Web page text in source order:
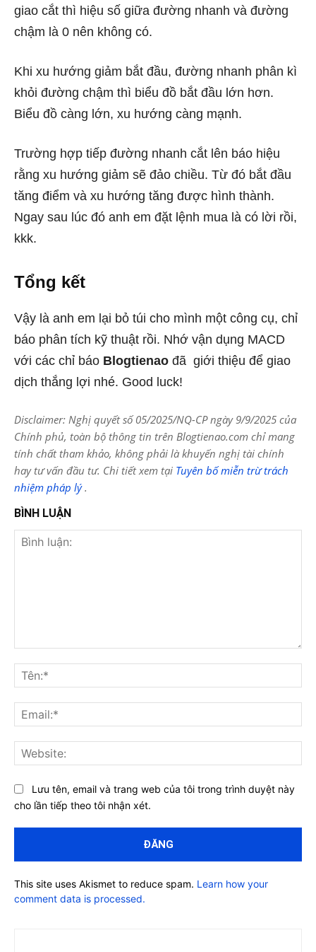
giao cắt thì hiệu số giữa đường nhanh và đường
chậm là 0 nên không có.
Khi xu hướng giảm bắt đầu, đường nhanh phân kì
khỏi đường chậm thì biểu đồ bắt đầu lớn hơn.
Biểu đồ càng lớn, xu hướng càng mạnh.
Trường hợp tiếp đường nhanh cắt lên báo hiệu
rằng xu hướng giảm sẽ đảo chiều. Từ đó bắt đầu
tăng điểm và xu hướng tăng được hình thành.
Ngay sau lúc đó anh em đặt lệnh mua là có lời rồi,
kkk.
Tổng kết
Vậy là anh em lại bỏ túi cho mình một công cụ, chỉ
báo phân tích kỹ thuật rồi. Nhớ vận dụng MACD
với các chỉ báo Blogtienao đã giới thiệu để giao
dịch thắng lợi nhé. Good luck!
Disclaimer: Nghị quyết số 05/2025/NQ-CP ngày 9/9/2025 của
Chính phủ, toàn bộ thông tin trên Blogtienao.com chỉ mang
tính chất tham khảo, không phải là khuyến nghị tài chính
hay tư vấn đầu tư. Chi tiết xem tại Tuyên bố miễn trừ trách
nhiệm pháp lý.
BÌNH LUẬN
luận:
Lưu tên, email và trang web của tôi trong trình duyệt này
cho lần tiếp theo tôi nhận xét.
This site uses Akismet to reduce spam. Learn how your
comment data is processed.